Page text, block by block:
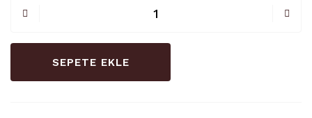
SEPETE EKLE